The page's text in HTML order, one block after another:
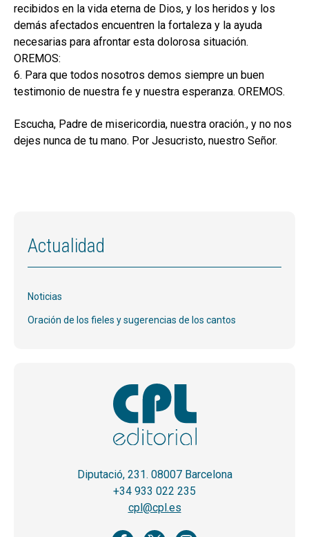
recibidos en la vida eterna de Dios, y los heridos y los
demás afectados encuentren la fortaleza y la ayuda
necesarias para afrontar esta dolorosa situación.
OREMOS:
6. Para que todos nosotros demos siempre un buen
testimonio de nuestra fe y nuestra esperanza. OREMOS.
Escucha, Padre de misericordia, nuestra oración., y no nos
dejes nunca de tu mano. Por Jesucristo, nuestro Señor.
Actualidad
Noticias
Oración de los fieles y sugerencias de los cantos
Diputació, 231. 08007 Barcelona
+34 933 022 235
cpl@cpl.es